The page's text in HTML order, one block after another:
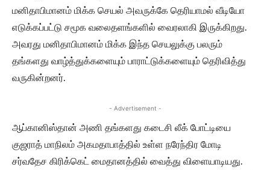
மனிதாபிமானம் மிக்க செயல் அவருக்கே தெரியாமல் வீடியோ
எடுக்கப்பட்டு சமூக வலைதளங்களில் வைரலாகி இருக்கிறது.
அவரது மனிதாபிமானம் மிக்க இந்த செயலுக்கு பலரும்
தங்களது வாழ்த்துக்களையும் பாராட்டுக்களையும் தெரிவித்து
வருகின்றனர்.
- Advertisement -
ஆப்கானிஸ்தான் அணி தங்களது கடைசி லீக் போட்டியை
குஜராத் மாநிலம் அகமதாபாத்தில் உள்ள நரேந்திர மோடி
சர்வதேச கிரிக்கெட் மைதானத்தில் வைத்து விளையாடியது.